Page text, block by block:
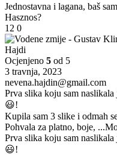
Jednostavna i lagana, baš
Hasznos?
12 0
Hajdi
Ocjenjeno 5 od 5
3 travnja, 2023
nevena.hajdin@gmail.com
Prva slika koju sam
😃!
Kupila sam 3 slike i odmah
Pohvala za platno, boje,
Prva slika koju sam
😃!